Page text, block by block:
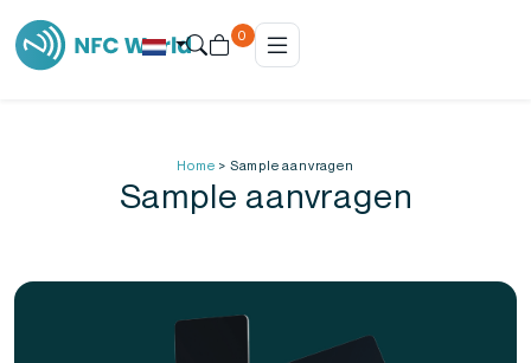
0
Home > Sample aanvragen
Sample aanvragen